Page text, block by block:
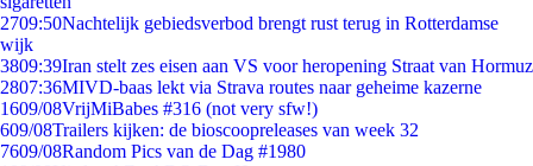
2709:50Nachtelijk gebiedsverbod brengt rust terug in Rotterdamse
wijk
3809:39Iran stelt zes eisen aan VS voor heropening Straat van Hormuz
2807:36MIVD-baas lekt via Strava routes naar geheime kazerne
1609/08VrijMiBabes #316 (not very sfw!)
609/08Trailers kijken: de bioscoopreleases van week 32
7609/08Random Pics van de Dag #1980